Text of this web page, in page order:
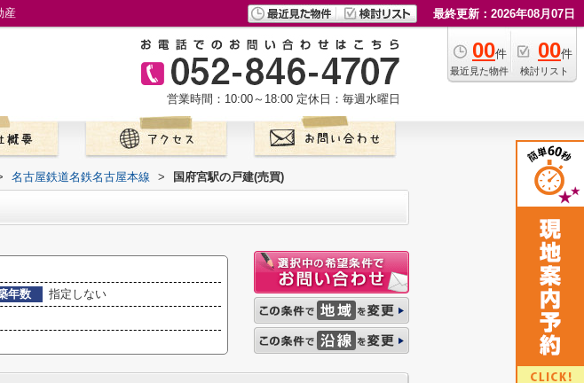
産 最終更新：2026年08月07日
00件
最近見た物件
00件
検討リスト
営業時間：10:00～18:00 定休日：毎週水曜日
名古屋鉄道名鉄名古屋本線 > 国府宮駅の戸建(売買)
年数
指定しない